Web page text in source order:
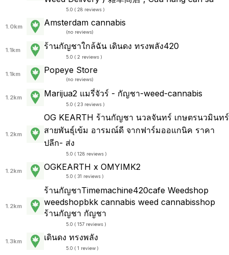
5.0 ( 28 reviews )
1.0km Amsterdam cannabis
(no reviews)
1.1km ร้านกัญชาใกล้ฉัน เดินดง ทรงพลัง420
5.0 ( 2 reviews )
1.1km Popeye Store
(no reviews)
1.2km Marijua2 แมรี่จัวร์ - กัญชา-weed-cannabis
5.0 ( 23 reviews )
1.2km
OG KEARTH ร้านกัญชา นวลจันทร์ เกษตรนวมินทร์
สายพันธ์ุเข้ม อารมณ์ดี จากฟาร์มออแกนิค ราคา
ปลีก- ส่ง
5.0 ( 128 reviews )
1.2km OGKEARTH x OMYIMK2
5.0 ( 31 reviews )
1.2km
ร้านกัญชาTimemachine420cafe Weedshop
weedshopbkk cannabis weed cannabisshop
ร้านกัญชา กัญชา
5.0 ( 157 reviews )
1.3km เดินดง ทรงพลัง
5.0 ( 1 review )